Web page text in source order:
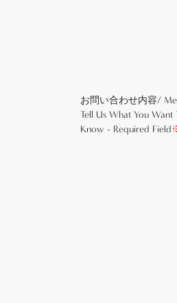
お問い合わせ内容/
Tell Us What You Want
Know - Required Field